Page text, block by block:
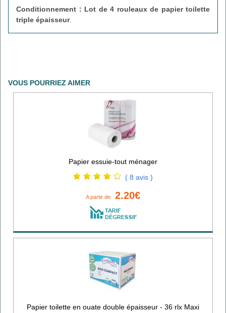
Conditionnement : Lot de 4 rouleaux de papier toilette
triple épaisseur.
VOUS POURRIEZ AIMER
Papier essuie-tout ménager
( 8 avis )
A partir de 2.20€
Papier toilette en ouate double épaisseur - 36 rlx Maxi